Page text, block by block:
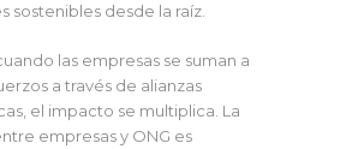
sostenibles desde la raíz.
las empresas se suman a
a través de alianzas
el impacto se multiplica. La
empresas y ONG es